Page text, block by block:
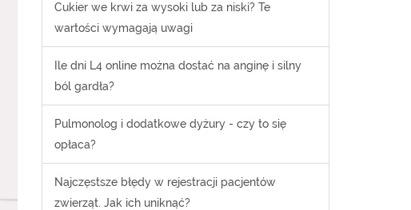
Cukier we krwi za wysoki lub za niski? Te
wartości wymagają uwagi
Ile dni L4 online można dostać na anginę i silny
ból gardła?
Pulmonolog i dodatkowe dyżury - czy to się
opłaca?
Najczęstsze błędy w rejestracji pacjentów
zwierząt. Jak ich uniknąć?